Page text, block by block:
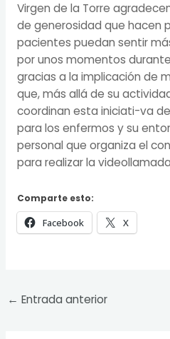
Virgen de la Torre
de generosidad que hacen
pacientes puedan sentir
por unos momentos
gracias a la implicación de
que, más allá de su
coordinan esta iniciati-va
para los enfermos y su
personal que organiza el
para realizar la
Comparte esto:
Facebook X
← Entrada anterior